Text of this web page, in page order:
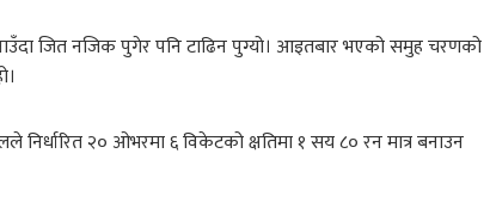
जित नजिक पुगेर पनि टाढिन पुग्यो। आइतबार भएको समुह चरणको
२० ओभरमा ६ विकेटको क्षतिमा १ सय ८० रन मात्र बनाउन